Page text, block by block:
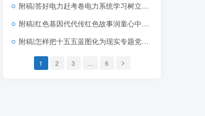
附稿|答好电力赶考卷电力系统学习树立和践行正确政绩观学习教育主题党课ppt模板
附稿|红色基因代代传红色故事润童心中小学生红色教育主题班会PPT模板
附稿|怎样把十五五蓝图化为现实专题党课PPT课件十五五规划落实宣讲
1 2 3 6